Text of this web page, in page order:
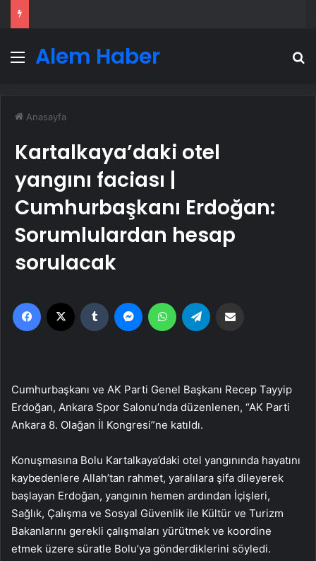
MenüAlem Haber
Anasayfa
Kartalkaya’daki otel
yangını faciası |
Cumhurbaşkanı Erdoğan:
Sorumlulardan hesap
sorulacak
Facebook Tumblr MessengerWhatsApp
Cumhurbaşkanı ve AK Parti Genel Başkanı Recep Tayyip
Erdoğan, Ankara Spor Salonu’nda düzenlenen, “AK Parti
Ankara 8. Olağan İl Kongresi”ne katıldı.
Konuşmasına Bolu Kartalkaya’daki otel yangınında hayatını
kaybedenlere Allah’tan rahmet, yaralılara şifa dileyerek
başlayan Erdoğan, yangının hemen ardından İçişleri,
Sağlık, Çalışma ve Sosyal Güvenlik ile Kültür ve Turizm
Bakanlarını gerekli çalışmaları yürütmek ve koordine
etmek üzere süratle Bolu’ya gönderdiklerini söyledi.